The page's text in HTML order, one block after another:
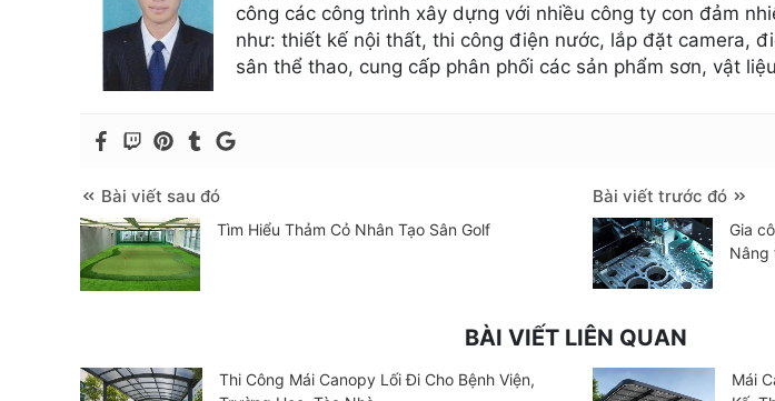
công các công trình xây dựng với nhiều công ty con đảm
như: thiết kế nội thất, thi công điện nước, lắp đặt camera,
sân thể thao, cung cấp phân phối các sản phẩm sơn, vật
Bài viết sau đó
Tìm Hiểu Thảm Cỏ Nhân Tạo Sân Golf
Bài viết trước đó
Gia
Nâng
BÀI VIẾT LIÊN QUAN
Thi Công Mái Canopy Lối Đi Cho Bệnh Viện,
Mái